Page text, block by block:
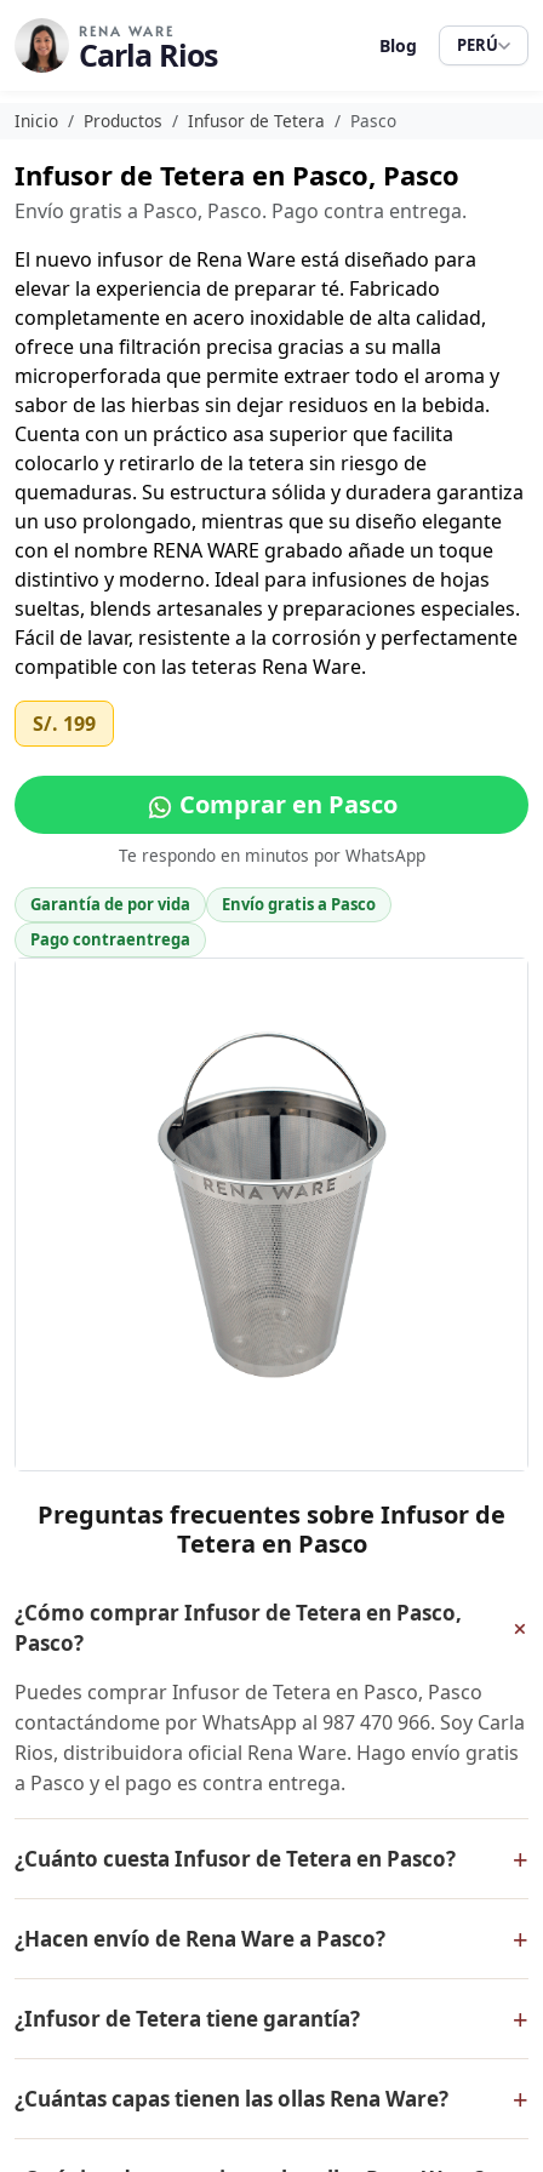
RENA WARE
Carla Rios Blog PERÚ
Inicio Productos Infusor de Tetera Pasco
Infusor de Tetera en Pasco, Pasco
Envío gratis a Pasco, Pasco. Pago contra entrega.
El nuevo infusor de Rena Ware está diseñado para
elevar la experiencia de preparar té. Fabricado
completamente en acero inoxidable de alta calidad,
ofrece una filtración precisa gracias a su malla
microperforada que permite extraer todo el aroma y
sabor de las hierbas sin dejar residuos en la bebida.
Cuenta con un práctico asa superior que facilita
colocarlo y retirarlo de la tetera sin riesgo de
quemaduras. Su estructura sólida y duradera garantiza
un uso prolongado, mientras que su diseño elegante
con el nombre RENA WARE grabado añade un toque
distintivo y moderno. Ideal para infusiones de hojas
sueltas, blends artesanales y preparaciones especiales.
Fácil de lavar, resistente a la corrosión y perfectamente
compatible con las teteras Rena Ware.
S/. 199
Comprar en Pasco
Te respondo en minutos por WhatsApp
Garantía de por vida
Envío gratis a Pasco
Pago contraentrega
Preguntas frecuentes sobre Infusor de
Tetera en Pasco
¿Cómo comprar Infusor de Tetera en Pasco,
Pasco?
+
Puedes comprar Infusor de Tetera en Pasco, Pasco
contactándome por WhatsApp al 987 470 966. Soy Carla
Rios, distribuidora oficial Rena Ware. Hago envío gratis
a Pasco y el pago es contra entrega.
¿Cuánto cuesta Infusor de Tetera en Pasco? +
Perú. Contáctame por WhatsApp para conocer el precio
actual, promociones disponibles y facilidades de pago
en cuotas desde el 10% de inicial.
¿Hacen envío de Rena Ware a Pasco? +
Pasco y a todo el Perú. El pago es contra entrega.
¿Infusor de Tetera tiene garantía? +
defectos de fabricación. Todos los productos Rena
Ware están fabricados en acero inoxidable quirúrgico
18/10 de la más alta calidad.
¿Cuántas capas tienen las ollas Rena Ware? +